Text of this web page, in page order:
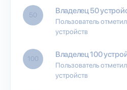
50 Владелец 50
Пользователь
устройств
100 Владелец 100
Пользователь
устройств